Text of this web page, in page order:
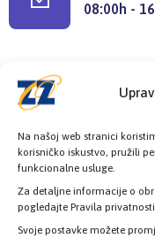
Na našoj web stranici
korisničko iskustvo, pružili
funkcionalne usluge.
Za detaljne informacije o
pogledajte Pravila privatnosti.
Svoje postavke možete
08:00h -
Provjerite